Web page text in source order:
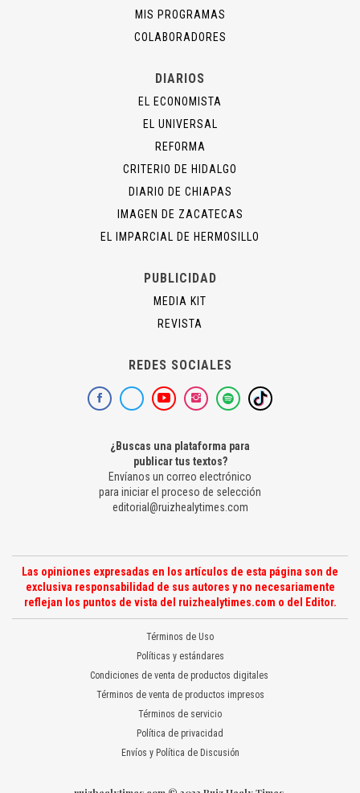
MIS PROGRAMAS
COLABORADORES
DIARIOS
EL ECONOMISTA
EL UNIVERSAL
REFORMA
CRITERIO DE HIDALGO
DIARIO DE CHIAPAS
IMAGEN DE ZACATECAS
EL IMPARCIAL DE HERMOSILLO
PUBLICIDAD
MEDIA KIT
REVISTA
REDES SOCIALES
¿Buscas una plataforma para
publicar tus textos?
Envíanos un correo electrónico
para iniciar el proceso de selección
editorial@ruizhealytimes.com
Las opiniones expresadas en los artículos de esta página son de
exclusiva responsabilidad de sus autores y no necesariamente
reflejan los puntos de vista del ruizhealytimes.com o del Editor.
Términos de Uso
Políticas y estándares
Condiciones de venta de productos digitales
Términos de venta de productos impresos
Términos de servicio
Política de privacidad
Envíos y Política de Discusión